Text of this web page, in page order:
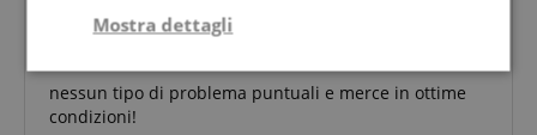
Recensione divittorioil 13.05.2020
nessun tipo di problema puntuali e merce in ottime
condizioni!
Mostra dettagli
Strettamente
necessario
Prestazione